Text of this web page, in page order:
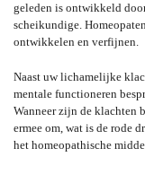
geleden is ontwikkeld
scheikundige.
ontwikkelen en verfijnen.
Naast uw lichamelijke
mentale functioneren
Wanneer zijn de klachten
ermee om, wat is de rode
het homeopathische